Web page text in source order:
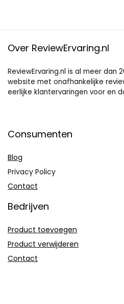
Over ReviewErvaring.nl
ReviewErvaring.nl is al meer dan
website met onafhankelijke
eerlijke klantervaringen voor en
Consumenten
Blog
Privacy Policy
Contact
Bedrijven
Product toevoegen
Product verwijderen
Contact